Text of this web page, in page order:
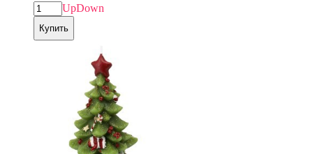
UpDown
Купить